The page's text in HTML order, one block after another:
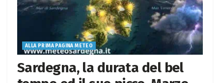
ALLA PRIMA PAGINA METEO
Sardegna, la durata del bel